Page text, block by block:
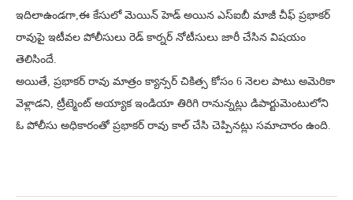
ఇదిలాఉండగా,ఈ కేసులో మెయిన్ హెడ్ అయిన ఎస్ఐబీ మాజీ చీఫ్ ప్రభాకర్
రావుపై ఇటీవల పోలీసులు రెడ్ కార్నర్ నోటీసులు జారీ చేసిన విషయం
తెలిసిందే.
అయితే, ప్రభాకర్ రావు మాత్రం క్యాన్సర్ చికిత్స కోసం 6 నెలల పాటు అమెరికా
వెళ్లాడని, ట్రీట్మెంట్ అయ్యాక ఇండియా తిరిగి రానున్నట్లు డిపార్టుమెంటులోని
ఓ పోలీసు అధికారంతో ప్రభాకర్ రావు కాల్ చేసి చెప్పినట్లు సమాచారం ఉంది.